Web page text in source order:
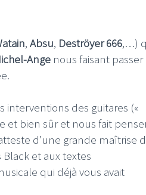
, Absu, Deströyer 666,…)
Ange nous faisant passer
interventions des guitares («
et bien sûr et nous fait
d’une grande maîtrise
et aux textes
qui déjà vous avait